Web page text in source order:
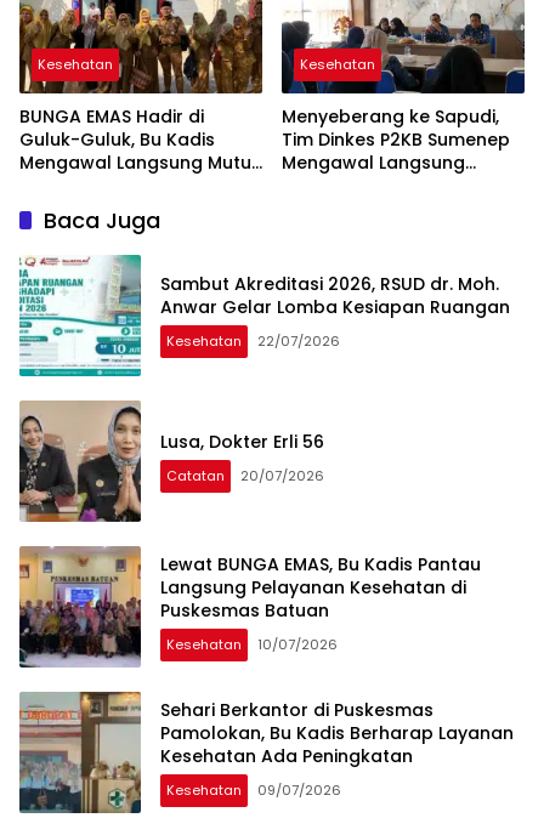
Kesehatan
BUNGA EMAS Hadir di
Guluk-Guluk, Bu Kadis
Mengawal Langsung Mutu
Kesehatan
Menyeberang ke Sapudi,
Tim Dinkes P2KB Sumenep
Mengawal Langsung
Baca Juga
Sambut Akreditasi 2026, RSUD dr. Moh.
Anwar Gelar Lomba Kesiapan Ruangan
Kesehatan 22/07/2026
Lusa, Dokter Erli 56
Catatan 20/07/2026
Lewat BUNGA EMAS, Bu Kadis Pantau
Langsung Pelayanan Kesehatan di
Puskesmas Batuan
Kesehatan 10/07/2026
Sehari Berkantor di Puskesmas
Pamolokan, Bu Kadis Berharap Layanan
Kesehatan Ada Peningkatan
Kesehatan 09/07/2026